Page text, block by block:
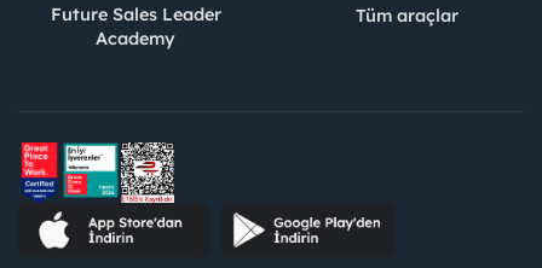
Future Sales Leader
Academy
Tüm araçlar